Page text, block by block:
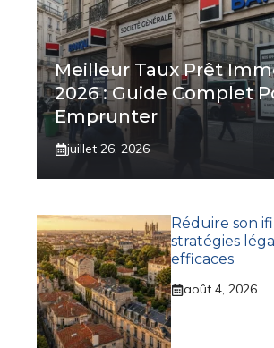
Meilleur Taux Prêt
2026 : Guide Complet
Emprunter
juillet 26, 2026
Réduire son
stratégies
efficaces
août 4, 2026